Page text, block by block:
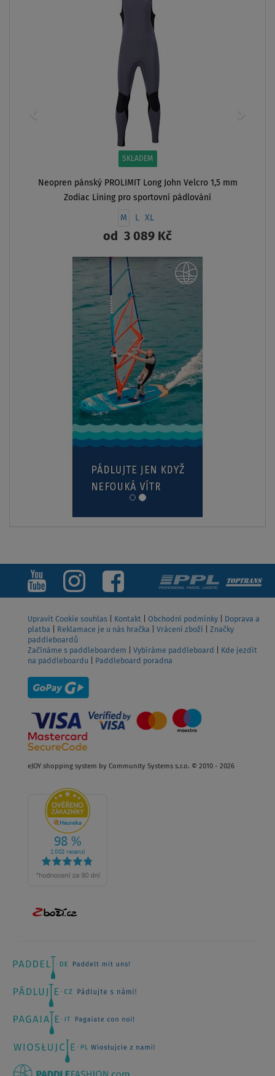
SKLADEM
Neopren pánský PROLIMIT Long John Velcro 1,5 mm
Zodiac Lining pro sportovní pádlování
M L XL
od 3 089 Kč
ZOBRAZIT
Upravit Cookie souhlas Kontakt Obchodní podmínky
Doprava a
platba
Reklamace je u nás hračka Vrácení zboží
Značky
paddleboardů
Začínáme s paddleboardem
Vybíráme paddleboard
Kde jezdit
na paddleboardu
Paddleboard poradna
eJOY shopping system by Community Systems s.r.o. © 2010 - 2026